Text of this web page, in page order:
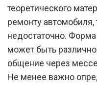
теоретического
ремонту
недостаточно.
может быть
общение через
Не менее важно